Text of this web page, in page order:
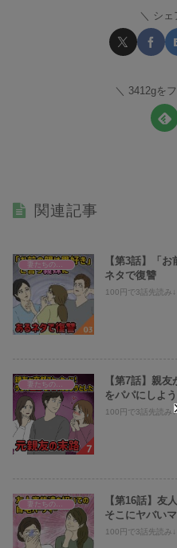
シェ
3412gを
関連記事
【第3話】「
ネタで復讐
100円で3話先読み
【第7話】親
をパパにしよ
100円で3話先読み
【第16話】友
そこにヤバい
100円で3話先読み